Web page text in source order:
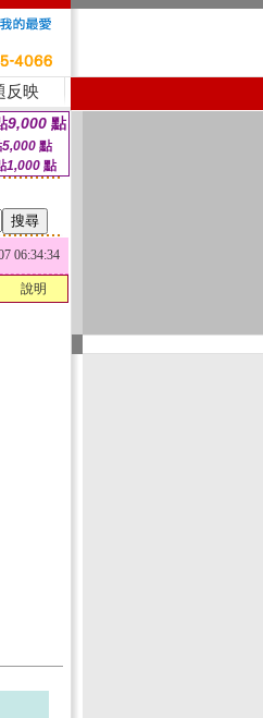
反映
9,000 點
5,000點
1,000 點
06:34:34
說明